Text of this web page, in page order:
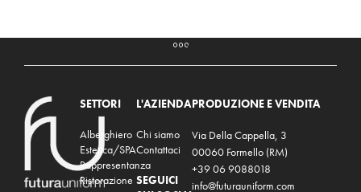
SETTORI
Alberghiero
Estetica/SPA
Rappresentanza
Ristorazione
L'AZIENDA
Chi siamo
Contattaci
SEGUICI
PRODUZIONE E VENDITA
Via Della Cappella, 3
00060 Formello (RM)
+39 06 9088018
info@futurauniform.com